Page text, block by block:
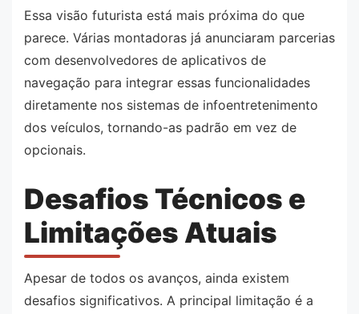
Essa visão futurista está mais próxima do que
parece. Várias montadoras já anunciaram parcerias
com desenvolvedores de aplicativos de
navegação para integrar essas funcionalidades
diretamente nos sistemas de infoentretenimento
dos veículos, tornando-as padrão em vez de
opcionais.
Desafios Técnicos e
Limitações Atuais
Apesar de todos os avanços, ainda existem
desafios significativos. A principal limitação é a